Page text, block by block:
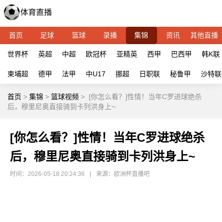
首页 足球 篮球 录播 集锦 资讯 其他直播
世界杯 英超 中超 欧冠杯 亚精英 西甲 巴西甲 韩K联
柬埔超 德甲 法甲 中U17 挪超 日职联 秘鲁甲 沙特联
首页 > 集锦 > 篮球视频 > [你怎么看？]性情！当年C罗进球绝杀
后，穆里尼奥直接骑到卡列洪身上~
[你怎么看？]性情！当年C罗进球绝杀
后，穆里尼奥直接骑到卡列洪身上~
时间：2026-05-18 20:24:36 来源：欧洲杯直播吧